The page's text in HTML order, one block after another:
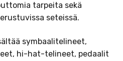
tarpeita sekä
seteissä.
symbaalitelineet,
hi-hat-telineet, pedaalit